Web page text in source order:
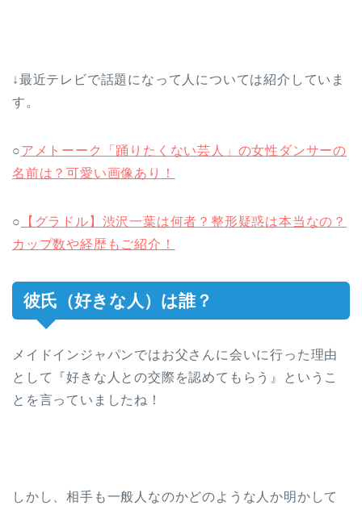
↓最近テレビで話題になって人については紹介していま
す。
○アメトーーク「踊りたくない芸人」の女性ダンサーの
名前は？可愛い画像あり！
○
【グラドル】渋沢一葉は何者？整形疑惑は本当なの？
カップ数や経歴もご紹介！
彼氏（好きな人）は誰？
メイドインジャパンではお父さんに会いに行った理由
として『好きな人との交際を認めてもらう』というこ
とを言っていましたね！
しかし、相手も一般人なのかどのような人か明かして